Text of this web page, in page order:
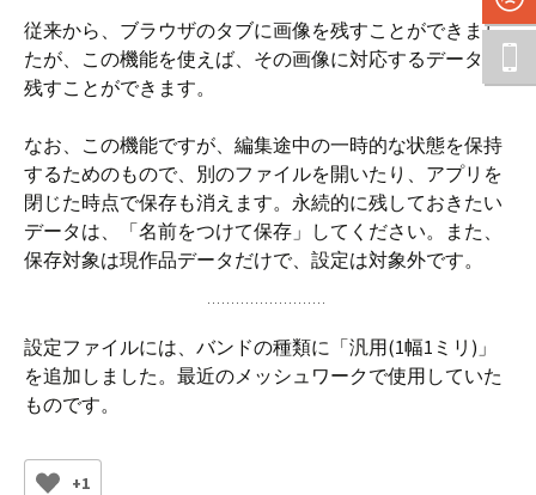
従来から、ブラウザのタブに画像を残すことができまし
たが、この機能を使えば、その画像に対応するデータも
残すことができます。
なお、この機能ですが、編集途中の一時的な状態を保持
するためのもので、別のファイルを開いたり、アプリを
閉じた時点で保存も消えます。永続的に残しておきたい
データは、「名前をつけて保存」してください。また、
保存対象は現作品データだけで、設定は対象外です。
設定ファイルには、バンドの種類に「汎用(1幅1ミリ)」
を追加しました。最近のメッシュワークで使用していた
ものです。
+1